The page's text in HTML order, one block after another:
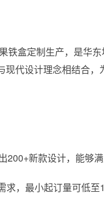
盒定制生产，是华
代设计理念相结合，
新款设计，能够
，最小起订量可低至